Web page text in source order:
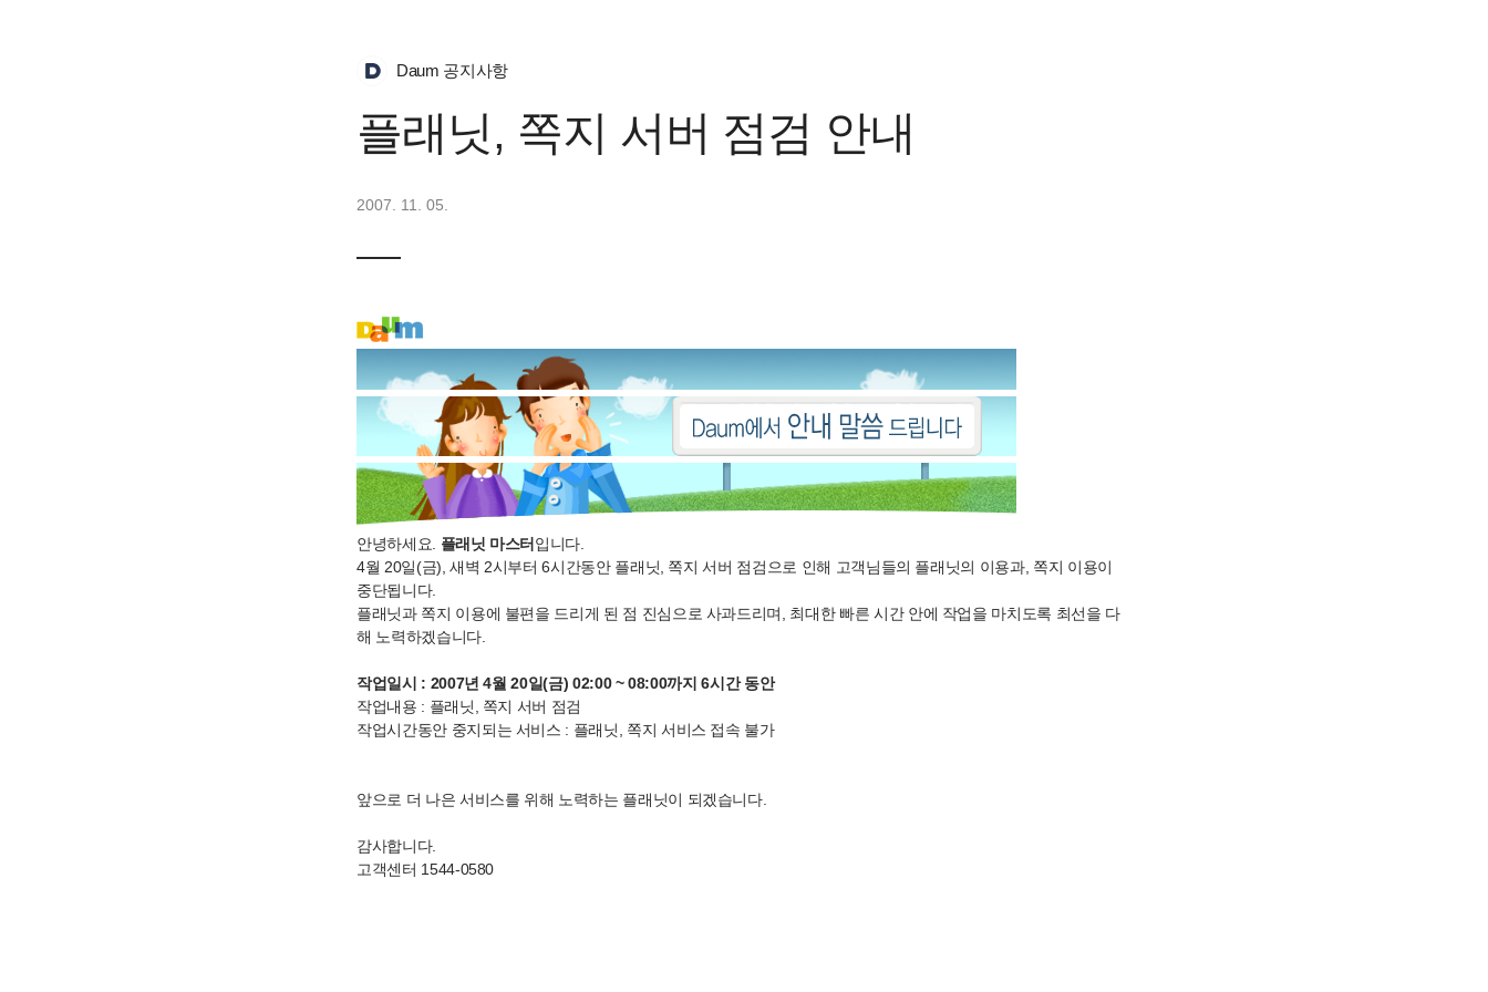
Daum 공지사항
플래닛, 쪽지 서버 점검 안내
2007. 11. 05.
안녕하세요. 플래닛 마스터 입니다.
4월 20일(금), 새벽 2시부터 6시간동안 플래닛, 쪽지 서버 점검으로 인해 고객님들의 플래닛의 이용과, 쪽지 이용이
중단됩니다.
플래닛과 쪽지 이용에 불편을 드리게 된 점 진심으로 사과드리며, 최대한 빠른 시간 안에 작업을 마치도록 최선을 다
해 노력하겠습니다.
작업일시 : 2007년 4월 20일(금) 02:00 ~ 08:00까지 6시간 동안
작업내용 : 플래닛, 쪽지 서버 점검
작업시간동안 중지되는 서비스 : 플래닛, 쪽지 서비스 접속 불가
앞으로 더 나은 서비스를 위해 노력하는 플래닛이 되겠습니다.
감사합니다.
고객센터 1544-0580